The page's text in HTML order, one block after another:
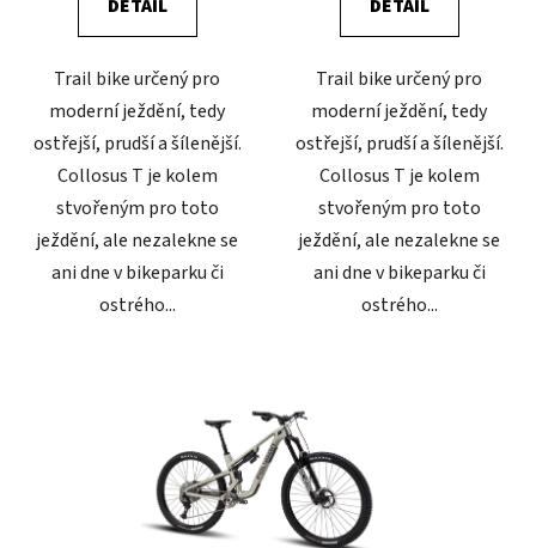
DETAIL
Trail bike určený pro
moderní ježdění, tedy
ostřejší, prudší a šílenější.
Collosus T je kolem
stvořeným pro toto
ježdění, ale nezalekne se
ani dne v bikeparku či
ostrého...
DETAIL
Trail bike určený pro
moderní ježdění, tedy
ostřejší, prudší a šílenější.
Collosus T je kolem
stvořeným pro toto
ježdění, ale nezalekne se
ani dne v bikeparku či
ostrého...